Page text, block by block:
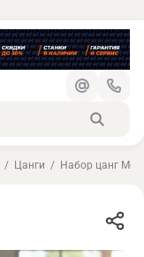
Цанги Набор цанг